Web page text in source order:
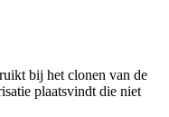
bij het clonen van de
plaatsvindt die niet